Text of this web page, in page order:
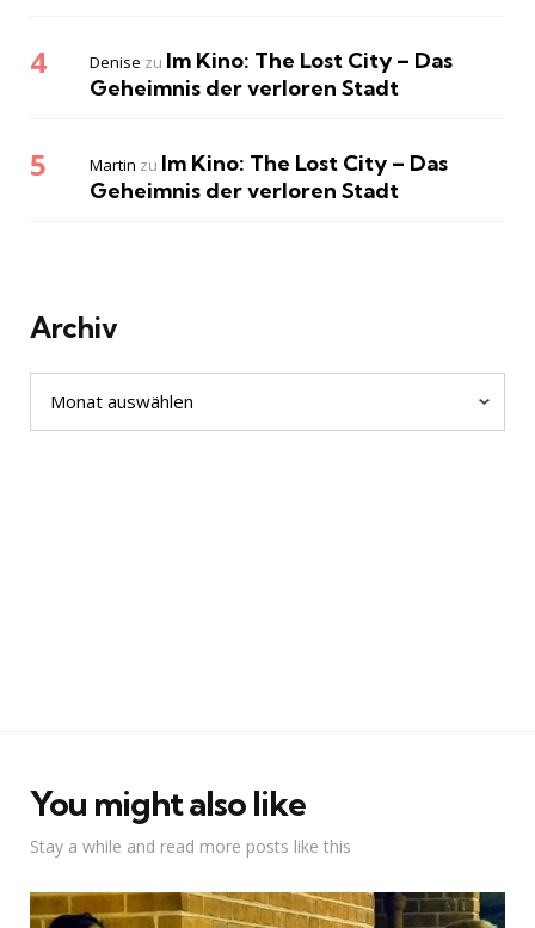
Denise zu Im Kino: The Lost City – Das
Geheimnis der verloren Stadt
Martin zu Im Kino: The Lost City – Das
Geheimnis der verloren Stadt
Archiv
Archiv
You might also like
Stay a while and read more posts like this